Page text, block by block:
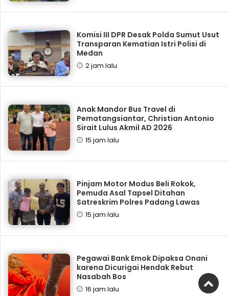
Komisi III DPR Desak Polda Sumut Usut
Transparan Kematian Istri Polisi di
Medan
2 jam lalu
Anak Mandor Bus Travel di
Pematangsiantar, Christian Antonio
Sirait Lulus Akmil AD 2026
15 jam lalu
Pinjam Motor Modus Beli Rokok,
Pemuda Asal Tapsel Ditahan
Satreskrim Polres Padang Lawas
15 jam lalu
Pegawai Bank Emok Dipaksa Onani
karena Dicurigai Hendak Rebut
Nasabah Bos
16 jam lalu